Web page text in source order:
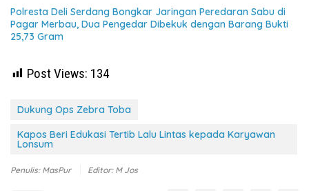
Polresta Deli Serdang Bongkar Jaringan Peredaran Sabu di
Pagar Merbau, Dua Pengedar Dibekuk dengan Barang Bukti
25,73 Gram
Post Views: 134
Dukung Ops Zebra Toba
Kapos Beri Edukasi Tertib Lalu Lintas kepada Karyawan
Lonsum
Penulis: MasPur Editor: M Jos